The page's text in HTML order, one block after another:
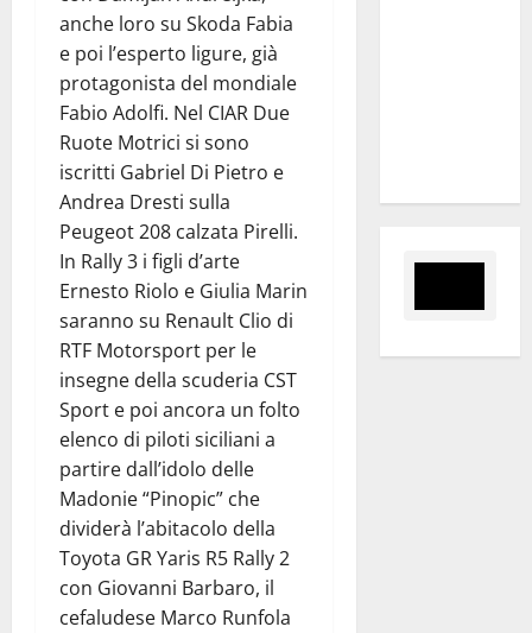
anche loro su Skoda Fabia
e poi l’esperto ligure, già
protagonista del mondiale
Fabio Adolfi. Nel CIAR Due
Ruote Motrici si sono
iscritti Gabriel Di Pietro e
Andrea Dresti sulla
Peugeot 208 calzata Pirelli.
In Rally 3 i figli d’arte
Ernesto Riolo e Giulia Marin
saranno su Renault Clio di
RTF Motorsport per le
insegne della scuderia CST
Sport e poi ancora un folto
elenco di piloti siciliani a
partire dall’idolo delle
Madonie “Pinopic” che
dividerà l’abitacolo della
Toyota GR Yaris R5 Rally 2
con Giovanni Barbaro, il
cefaludese Marco Runfola